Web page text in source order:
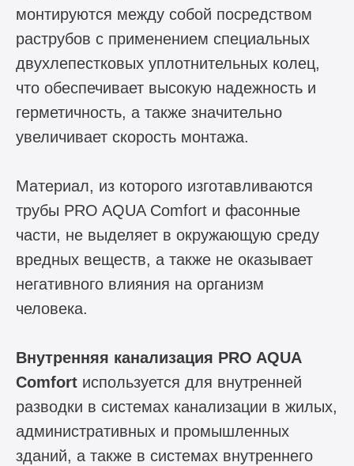
монтируются между собой посредством
раструбов с применением специальных
двухлепестковых уплотнительных колец,
что обеспечивает высокую надежность и
герметичность, а также значительно
увеличивает скорость монтажа.
Материал, из которого изготавливаются
трубы PRO AQUA Comfort и фасонные
части, не выделяет в окружающую среду
вредных веществ, а также не оказывает
негативного влияния на организм
человека.
Внутренняя канализация PRO AQUA
Comfort используется для внутренней
разводки в системах канализации в жилых,
административных и промышленных
зданий, а также в системах внутреннего